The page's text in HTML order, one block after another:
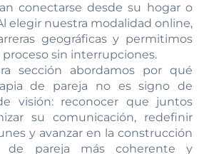
conectarse desde su hogar o
elegir nuestra modalidad online,
geográficas y permitimos
sin interrupciones.
sección abordamos por qué
de pareja no es signo de
visión: reconocer que juntos
su comunicación, redefinir
y avanzar en la construcción
pareja más coherente y